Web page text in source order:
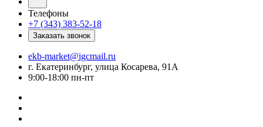
Телефоны
+7 (343) 383-52-18
Заказать звонок
ekb-market@igcmail.ru
г. Екатеринбург, улица Косарева, 91А
9:00-18:00 пн-пт